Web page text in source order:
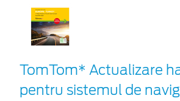
TomTom* Actualizare
pentru sistemul de